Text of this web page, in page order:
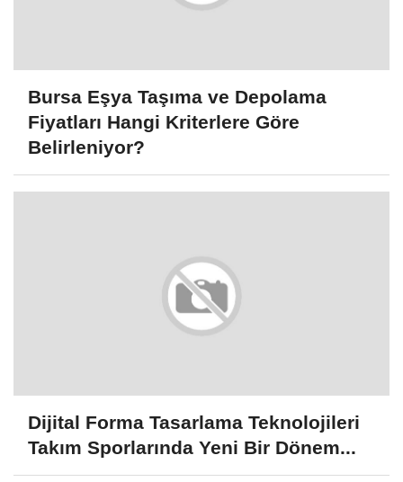
Bursa Eşya Taşıma ve Depolama
Fiyatları Hangi Kriterlere Göre
Belirleniyor?
Dijital Forma Tasarlama Teknolojileri
Takım Sporlarında Yeni Bir Dönem...